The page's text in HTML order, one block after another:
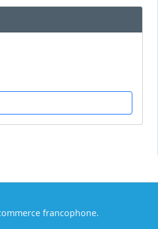
francophone.